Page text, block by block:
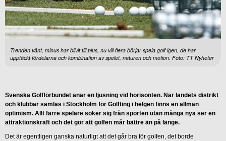
Trenden vänt, minus har blivit till plus, nu vill flera börjar spela golf igen, de har
upptäckt fördelarna och kombination av spelet, naturen och motion. Foto: TT Nyheter
Svenska Golfförbundet anar en ljusning vid horisonten. När landets distrikt
och klubbar samlas i Stockholm för Golfting i helgen finns en allmän
optimism. Allt färre spelare söker sig från sporten utan många nya ser en
attraktionskraft och det gör att golfen mår bättre än på länge.
Det är egentligen ganska naturligt att det går bra för golfen, det borde